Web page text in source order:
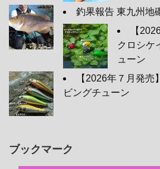
釣果報告 東九州地
【
クロシケ
ューン
【2026年７月発
ビングチューン
ブックマーク